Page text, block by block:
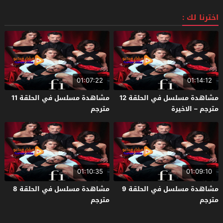
اخترنا لك :
01:14:12
مشاهدة مسلسل في الحلقة 12
مترجم – الاخيرة
01:07:22
مشاهدة مسلسل في الحلقة 11
مترجم
01:09:10
مشاهدة مسلسل في الحلقة 9
مترجم
01:10:35
مشاهدة مسلسل في الحلقة 8
مترجم